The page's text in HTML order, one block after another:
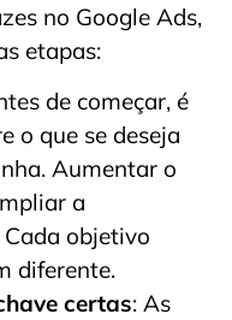
no Google Ads,
etapas:
de começar, é
o que se deseja
Aumentar o
a
objetivo
diferente.
certas: As